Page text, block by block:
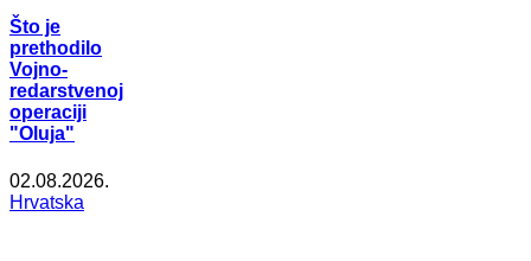
Što je
prethodilo
Vojno-
redarstvenoj
operaciji
"Oluja"
02.08.2026.
Hrvatska